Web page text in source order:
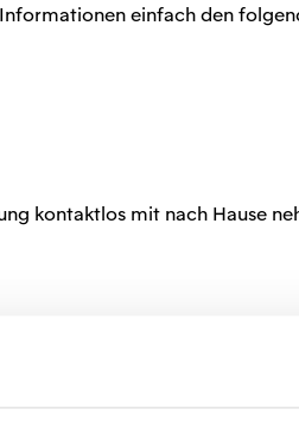
einfach den
kontaktlos mit nach Hause